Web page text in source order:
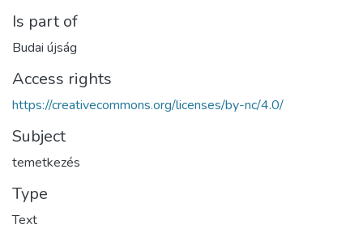
Is part of
Budai újság
Access rights
https://creativecommons.org/licenses/by-nc/4.0/
Subject
temetkezés
Type
Text